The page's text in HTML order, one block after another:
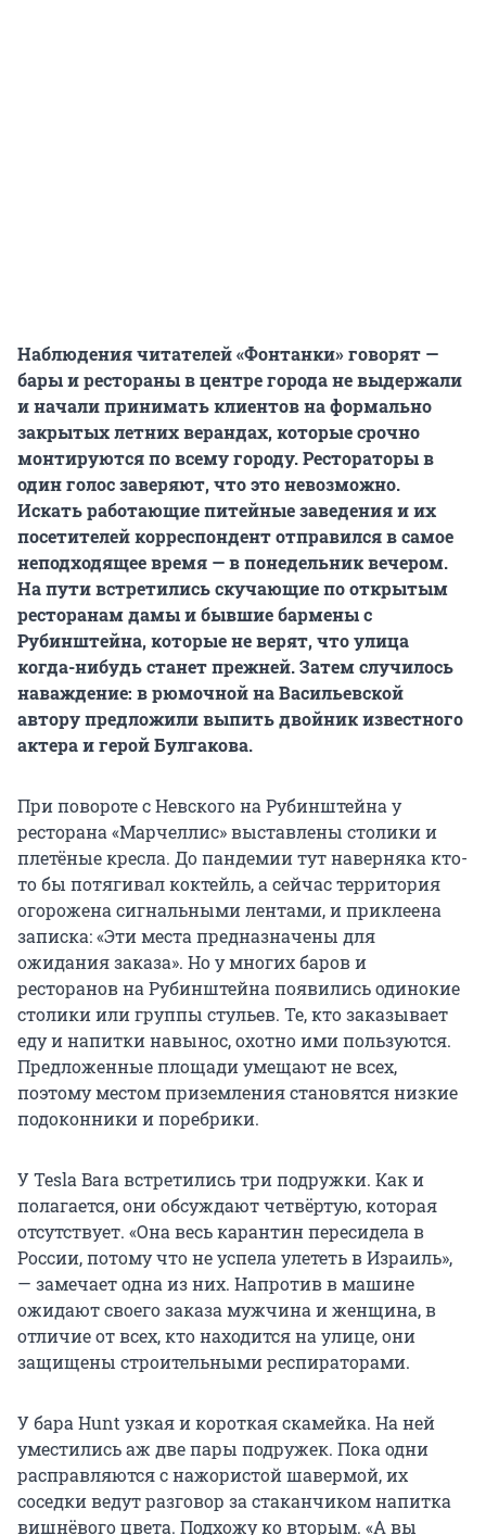
Наблюдения читателей «Фонтанки» говорят —
бары и рестораны в центре города не выдержали
и начали принимать клиентов на формально
закрытых летних верандах, которые срочно
монтируются по всему городу. Рестораторы в
один голос заверяют, что это невозможно.
Искать работающие питейные заведения и их
посетителей корреспондент отправился в самое
неподходящее время — в понедельник вечером.
На пути встретились скучающие по открытым
ресторанам дамы и бывшие бармены с
Рубинштейна, которые не верят, что улица
когда-нибудь станет прежней. Затем случилось
наваждение: в рюмочной на Васильевской
автору предложили выпить двойник известного
актера и герой Булгакова.
При повороте с Невского на Рубинштейна у
ресторана «Марчеллис» выставлены столики и
плетёные кресла. До пандемии тут наверняка кто-
то бы потягивал коктейль, а сейчас территория
огорожена сигнальными лентами, и приклеена
записка: «Эти места предназначены для
ожидания заказа». Но у многих баров и
ресторанов на Рубинштейна появились одинокие
столики или группы стульев. Те, кто заказывает
еду и напитки навынос, охотно ими пользуются.
Предложенные площади умещают не всех,
поэтому местом приземления становятся низкие
подоконники и поребрики.
У Tesla Barа встретились три подружки. Как и
полагается, они обсуждают четвёртую, которая
отсутствует. «Она весь карантин пересидела в
России, потому что не успела улететь в Израиль»,
— замечает одна из них. Напротив в машине
ожидают своего заказа мужчина и женщина, в
отличие от всех, кто находится на улице, они
защищены строительными респираторами.
У бара Hunt узкая и короткая скамейка. На ней
уместились аж две пары подружек. Пока одни
расправляются с нажористой шавермой, их
соседки ведут разговор за стаканчиком напитка
вишнёвого цвета. Подхожу ко вторым. «А вы